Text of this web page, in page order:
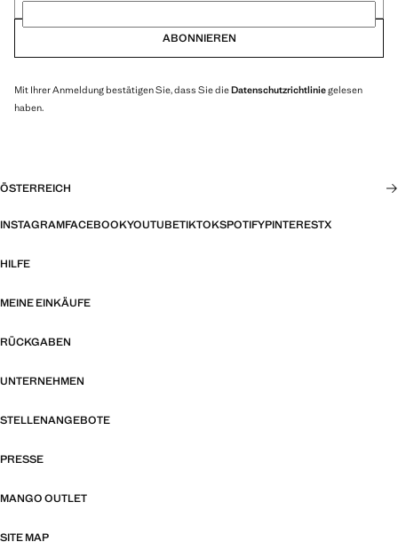
ABONNIEREN
Mit Ihrer Anmeldung bestätigen Sie, dass Sie dieDatenschutzrichtliniegelesen
haben.
ÖSTERREICH
INSTAGRAMFACEBOOKYOUTUBETIKTOKSPOTIFYPINTERESTX
HILFE
MEINE EINKÄUFE
RÜCKGABEN
UNTERNEHMEN
STELLENANGEBOTE
PRESSE
MANGO OUTLET
SITE MAP